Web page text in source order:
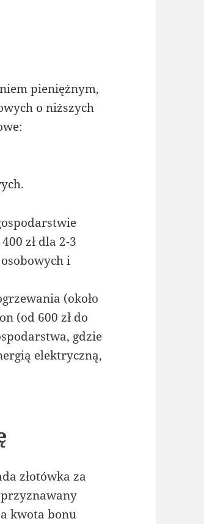
pieniężnym,
o niższych
zł dla 2-3
i
(około
(od 600 zł do
gdzie
elektryczną,
złotówka za
przyznawany
kwota bonu